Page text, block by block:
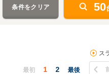
条件をクリア 50
ス
最初 1 2 最後